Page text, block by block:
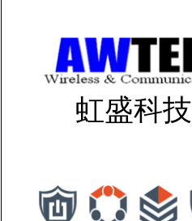
虹盛科技